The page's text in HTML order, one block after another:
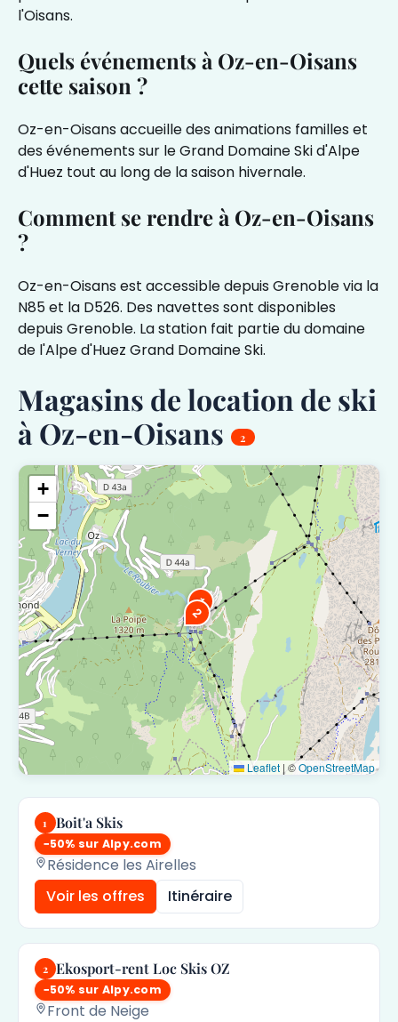
l'Oisans.
Quels événements à Oz-en-Oisans
cette saison ?
Oz-en-Oisans accueille des animations familles et
des événements sur le Grand Domaine Ski d'Alpe
d'Huez tout au long de la saison hivernale.
Comment se rendre à Oz-en-Oisans
?
Oz-en-Oisans est accessible depuis Grenoble via la
N85 et la D526. Des navettes sont disponibles
depuis Grenoble. La station fait partie du domaine
de l'Alpe d'Huez Grand Domaine Ski.
Magasins de location de ski
à Oz-en-Oisans
2
1
2
+
−
Leaflet | ©OpenStreetMap
1 Boit'a Skis
−50% sur Alpy.com
Résidence les Airelles
Voir les offres
Itinéraire
2 Ekosport-rent Loc Skis OZ
−50% sur Alpy.com
Front de Neige